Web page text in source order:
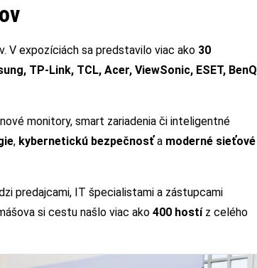
V expozíciách sa predstavilo viac ako 30
TP-Link, TCL, Acer, ViewSonic, ESET, BenQ
monitory, smart zariadenia či inteligentné
, kybernetickú bezpečnosťa moderné sieťové
predajcami, IT špecialistami a zástupcami
si cestu našlo viac ako 400 hostíz celého